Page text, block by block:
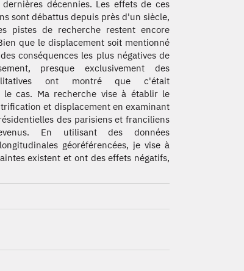
décennies. Les effets de ces
sont débattus depuis près d'un siècle,
pistes de recherche restent encore
que le displacement soit mentionné
conséquences les plus négatives de
presque exclusivement des
ont montré que c'était
le cas. Ma recherche vise à établir le
et displacement en examinant
des parisiens et franciliens
En utilisant des données
géoréférencées, je vise à
existent et ont des effets négatifs,